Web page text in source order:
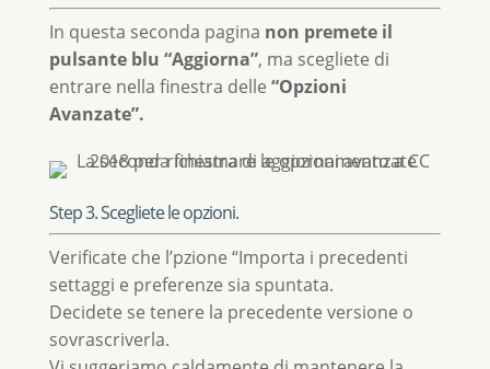
In questa seconda pagina non premete il
pulsante blu “Aggiorna”, ma scegliete di
entrare nella finestra delle “Opzioni
Avanzate”.
Step 3. Scegliete le opzioni.
Verificate che l’pzione “Importa i precedenti
settaggi e preferenze sia spuntata.
Decidete se tenere la precedente versione o
sovrascriverla.